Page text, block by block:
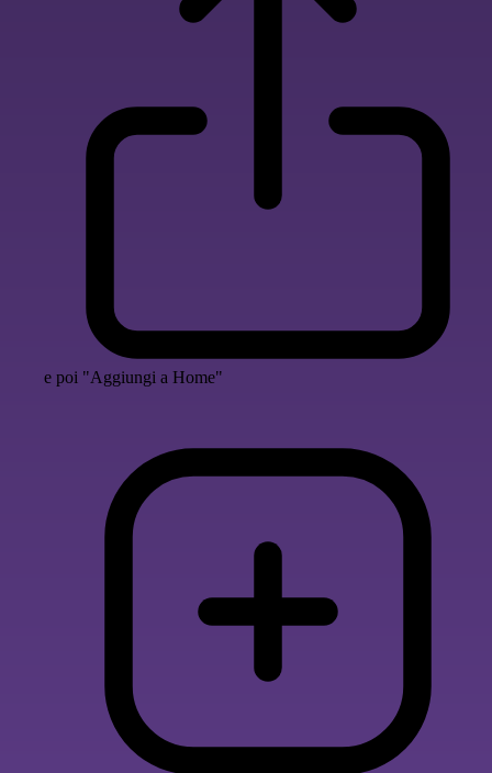
e poi "Aggiungi a Home"